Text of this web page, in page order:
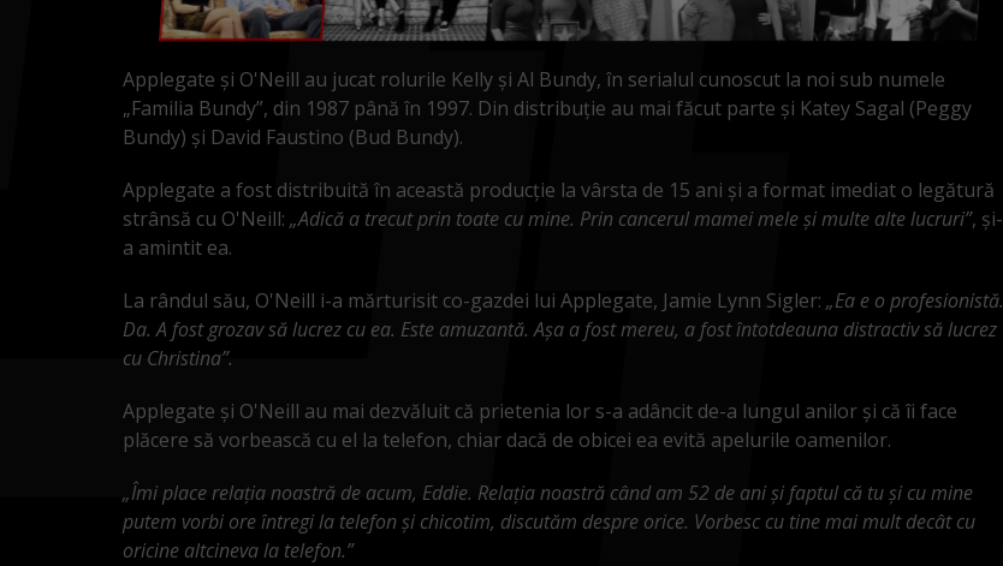
Applegate și O'Neill au jucat rolurile Kelly și Al Bundy, în serialul cunoscut la noi sub numele
„Familia Bundy”, din 1987 până în 1997. Din distribuție au mai făcut parte și Katey Sagal (Peggy
Bundy) și David Faustino (Bud Bundy).
Applegate a fost distribuită în această producție la vârsta de 15 ani și a format imediat o legătură
strânsă cu O'Neill: „Adică a trecut prin toate cu mine. Prin cancerul mamei mele și multe alte lucruri”, și-
a amintit ea.
La rândul său, O'Neill i-a mărturisit co-gazdei lui Applegate, Jamie Lynn Sigler: „Ea e o profesionistă.
Da. A fost grozav să lucrez cu ea. Este amuzantă. Așa a fost mereu, a fost întotdeauna distractiv să lucrez
cu Christina”.
Applegate și O'Neill au mai dezvăluit că prietenia lor s-a adâncit de-a lungul anilor și că îi face
plăcere să vorbească cu el la telefon, chiar dacă de obicei ea evită apelurile oamenilor.
„Îmi place relația noastră de acum, Eddie. Relația noastră când am 52 de ani și faptul că tu și cu mine
putem vorbi ore întregi la telefon și chicotim, discutăm despre orice. Vorbesc cu tine mai mult decât cu
oricine altcineva la telefon.”